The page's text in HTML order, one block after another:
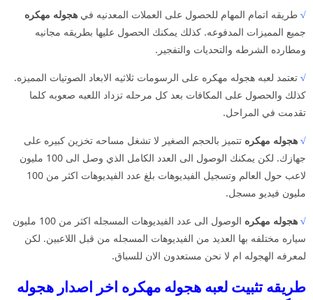
√ طريقه اتمام المهام للحصول على العملات المعدنيه في هجوله مهكره
جميع المميزات المدفوعه. كذلك يمكنك الحصول عليها بطريقه مجانيه
ومطارده الشرطه والتحديات والتفجير.
√ تعتمد لعبه هجوله مهكره على الرسومات ثلاثيه الابعاد الصوتيات المميزه.
كذلك والحصول على المكافات بعد كل مرحله تزداد اللعبه صعوبه كلما
تقدمت في المراحل.
√ هجوله مهكره تتميز بالحجم الصغير لا تشغل مساحه تخزين كبيره على
جهازك. لكن يمكنك الوصول الى العدد الكامل الذي وصل الى 100 مليون
لاعب حول العالم وتسجيل الفيديوهات بلغ عدد الفيديوهات اكثر من 100
مليون فيديو مسجل.
√ هجوله مهكره
الوصول الى عدد الفيديوهات المسجله اكثر من 100 مليون
سياره مختلفه بها العديد من الفيديوهات المسجله من قبل اللاعبين. لكن
لمعرفه الهجوله ام لا نحن مستعدون الان للسباق.
طريقه تثبيت لعبه هجوله مهكره اخر اصدار هجوله